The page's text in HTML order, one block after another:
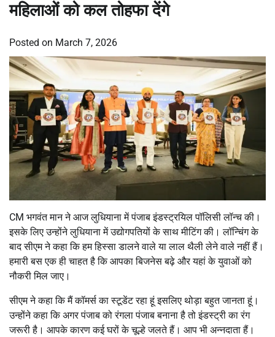
महिलाओं को कल तोहफा देंगे
Posted on March 7, 2026
CM भगवंत मान ने आज लुधियाना में पंजाब इंडस्ट्रयिल पॉलिसी लॉन्च की।
इसके लिए उन्होंने लुधियाना में उद्योगपतियों के साथ मीटिंग की। लॉन्चिंग के
बाद सीएम ने कहा कि हम हिस्सा डालने वाले या लाल थैली लेने वाले नहीं हैं।
हमारी बस एक ही चाहत है कि आपका बिजनेस बढ़े और यहां के युवाओं को
नौकरी मिल जाए।
सीएम ने कहा कि मैं कॉमर्स का स्टूडेंट रहा हूं इसलिए थोड़ा बहुत जानता हूं।
उन्होंने कहा कि अगर पंजाब को रंगला पंजाब बनाना है तो इंडस्ट्री का रंग
जरूरी है। आपके कारण कई घरों के चूल्हे जलते हैं। आप भी अन्नदाता हैं।